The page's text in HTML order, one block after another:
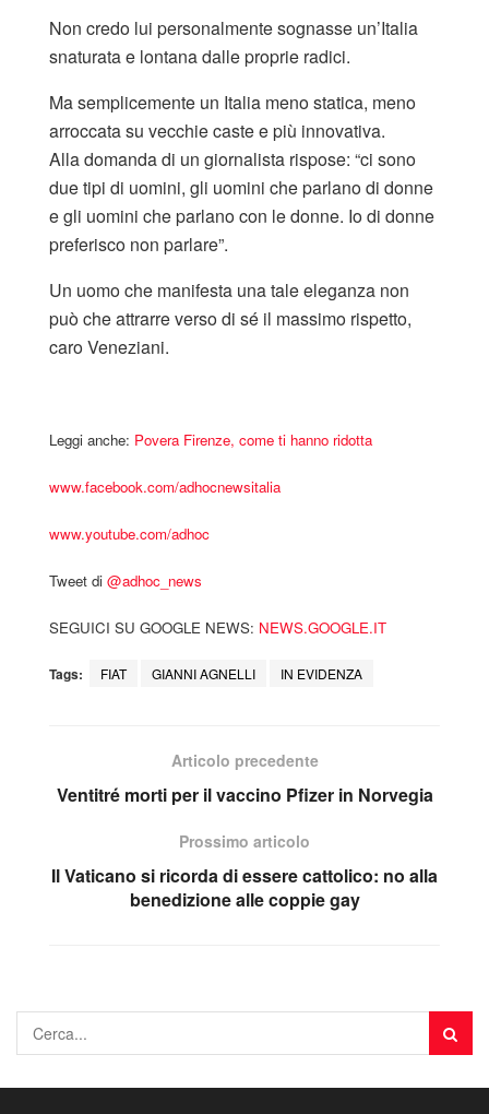
Non credo lui personalmente sognasse un’Italia
snaturata e lontana dalle proprie radici.
Ma semplicemente un Italia meno statica, meno
arroccata su vecchie caste e più innovativa.
Alla domanda di un giornalista rispose: “ci sono
due tipi di uomini, gli uomini che parlano di donne
e gli uomini che parlano con le donne. Io di donne
preferisco non parlare”.
Un uomo che manifesta una tale eleganza non
può che attrarre verso di sé il massimo rispetto,
caro Veneziani.
Leggi anche: Povera Firenze, come ti hanno ridotta
www.facebook.com/adhocnewsitalia
www.youtube.com/adhoc
Tweet di ‎@adhoc_news
SEGUICI SU GOOGLE NEWS: NEWS.GOOGLE.IT
Tags: FIAT GIANNI AGNELLI IN EVIDENZA
Articolo precedente
Ventitré morti per il vaccino Pfizer in Norvegia
Prossimo articolo
Il Vaticano si ricorda di essere cattolico: no alla
benedizione alle coppie gay